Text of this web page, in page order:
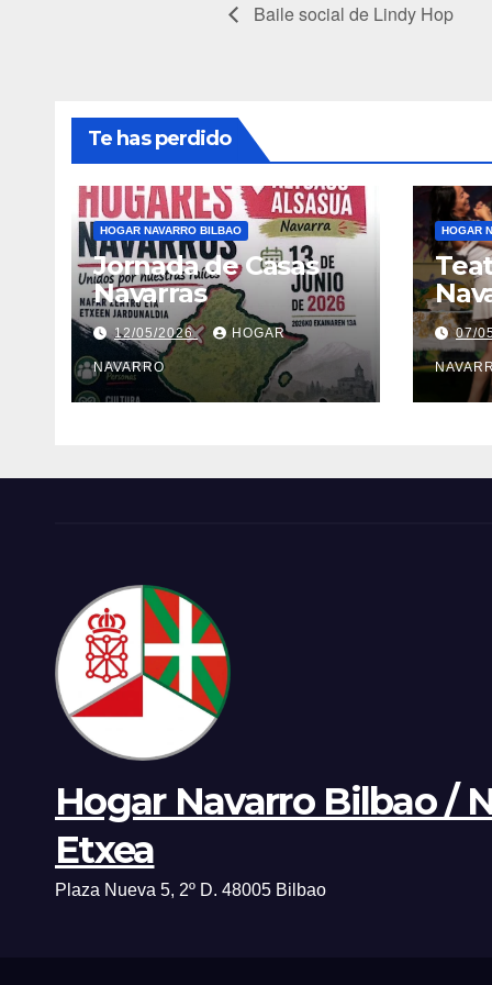
Baile social de Lindy Hop
Te has perdido
HOGAR NAVARRO BILBAO
Jornada de Casas
Navarras
12/05/2026 HOGAR
NAVARRO
HOGAR
07/
Hogar Navarro Bilbao /
Etxea
Plaza Nueva 5, 2º D. 48005 Bilbao